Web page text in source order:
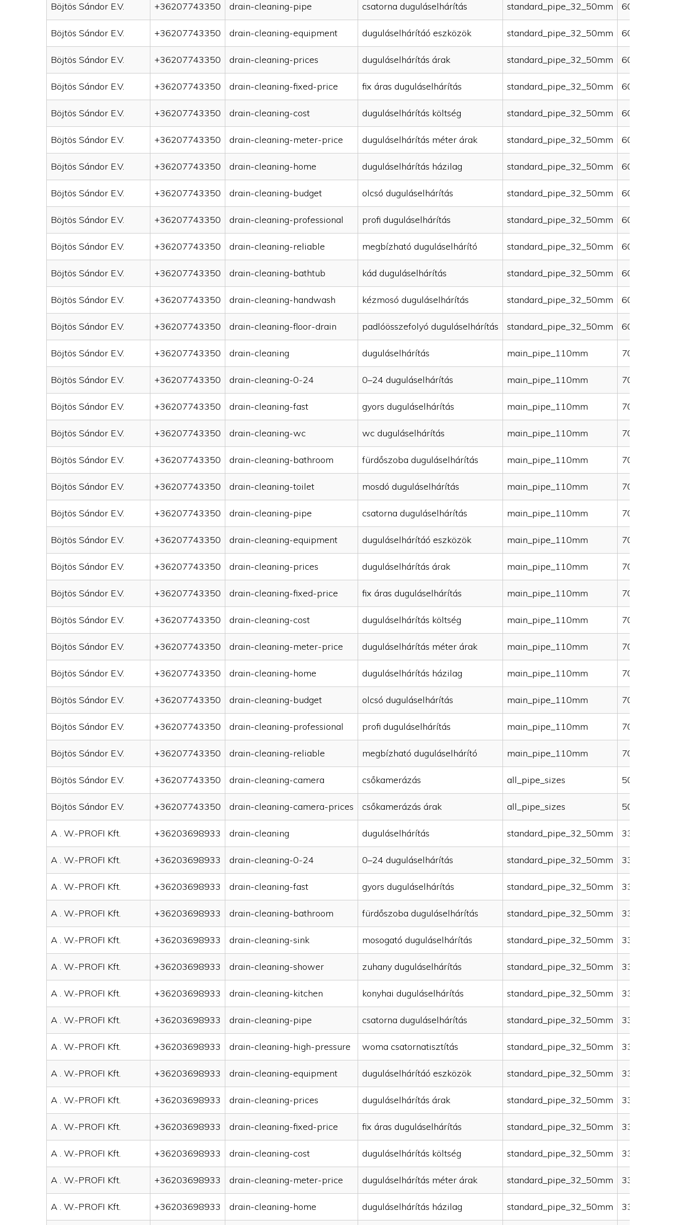
Böjtös Sándor E.V. +36207743350 drain-cleaning-pipe csatorna duguláselhárítás standard_pipe_32_50mm 60000
Böjtös Sándor E.V. +36207743350 drain-cleaning-equipment duguláselhárítáó eszközök standard_pipe_32_50mm 60000
Böjtös Sándor E.V. +36207743350 drain-cleaning-prices duguláselhárítás árak standard_pipe_32_50mm 60000
Böjtös Sándor E.V. +36207743350 drain-cleaning-fixed-price fix áras duguláselhárítás standard_pipe_32_50mm 60000
Böjtös Sándor E.V. +36207743350 drain-cleaning-cost duguláselhárítás költség standard_pipe_32_50mm 60000
Böjtös Sándor E.V. +36207743350 drain-cleaning-meter-price duguláselhárítás méter árak standard_pipe_32_50mm 60000
Böjtös Sándor E.V. +36207743350 drain-cleaning-home duguláselhárítás házilag standard_pipe_32_50mm 60000
Böjtös Sándor E.V. +36207743350 drain-cleaning-budget olcsó duguláselhárítás standard_pipe_32_50mm 60000
Böjtös Sándor E.V. +36207743350 drain-cleaning-professional profi duguláselhárítás standard_pipe_32_50mm 60000
Böjtös Sándor E.V. +36207743350 drain-cleaning-reliable megbízható duguláselhárító standard_pipe_32_50mm 60000
Böjtös Sándor E.V. +36207743350 drain-cleaning-bathtub kád duguláselhárítás standard_pipe_32_50mm 60000
Böjtös Sándor E.V. +36207743350 drain-cleaning-handwash kézmosó duguláselhárítás standard_pipe_32_50mm 60000
Böjtös Sándor E.V. +36207743350 drain-cleaning-floor-drain padlóösszefolyó duguláselhárítás standard_pipe_32_50mm 60000
Böjtös Sándor E.V. +36207743350 drain-cleaning duguláselhárítás main_pipe_110mm 70000
Böjtös Sándor E.V. +36207743350 drain-cleaning-0-24 0–24 duguláselhárítás main_pipe_110mm 70000
Böjtös Sándor E.V. +36207743350 drain-cleaning-fast gyors duguláselhárítás main_pipe_110mm 70000
Böjtös Sándor E.V. +36207743350 drain-cleaning-wc wc duguláselhárítás main_pipe_110mm 70000
Böjtös Sándor E.V. +36207743350 drain-cleaning-bathroom fürdőszoba duguláselhárítás main_pipe_110mm 70000
Böjtös Sándor E.V. +36207743350 drain-cleaning-toilet mosdó duguláselhárítás main_pipe_110mm 70000
Böjtös Sándor E.V. +36207743350 drain-cleaning-pipe csatorna duguláselhárítás main_pipe_110mm 70000
Böjtös Sándor E.V. +36207743350 drain-cleaning-equipment duguláselhárítáó eszközök main_pipe_110mm 70000
Böjtös Sándor E.V. +36207743350 drain-cleaning-prices duguláselhárítás árak main_pipe_110mm 70000
Böjtös Sándor E.V. +36207743350 drain-cleaning-fixed-price fix áras duguláselhárítás main_pipe_110mm 70000
Böjtös Sándor E.V. +36207743350 drain-cleaning-cost duguláselhárítás költség main_pipe_110mm 70000
Böjtös Sándor E.V. +36207743350 drain-cleaning-meter-price duguláselhárítás méter árak main_pipe_110mm 70000
Böjtös Sándor E.V. +36207743350 drain-cleaning-home duguláselhárítás házilag main_pipe_110mm 70000
Böjtös Sándor E.V. +36207743350 drain-cleaning-budget olcsó duguláselhárítás main_pipe_110mm 70000
Böjtös Sándor E.V. +36207743350 drain-cleaning-professional profi duguláselhárítás main_pipe_110mm 70000
Böjtös Sándor E.V. +36207743350 drain-cleaning-reliable megbízható duguláselhárító main_pipe_110mm 70000
Böjtös Sándor E.V. +36207743350 drain-cleaning-camera csőkamerázás all_pipe_sizes 50000
Böjtös Sándor E.V. +36207743350 drain-cleaning-camera-prices csőkamerázás árak all_pipe_sizes 50000
A . W.-PROFI Kft. +36203698933 drain-cleaning duguláselhárítás standard_pipe_32_50mm 33000
A . W.-PROFI Kft. +36203698933 drain-cleaning-0-24 0–24 duguláselhárítás standard_pipe_32_50mm 33000
A . W.-PROFI Kft. +36203698933 drain-cleaning-fast gyors duguláselhárítás standard_pipe_32_50mm 33000
A . W.-PROFI Kft. +36203698933 drain-cleaning-bathroom fürdőszoba duguláselhárítás standard_pipe_32_50mm 33000
A . W.-PROFI Kft. +36203698933 drain-cleaning-sink mosogató duguláselhárítás standard_pipe_32_50mm 33000
A . W.-PROFI Kft. +36203698933 drain-cleaning-shower zuhany duguláselhárítás standard_pipe_32_50mm 33000
A . W.-PROFI Kft. +36203698933 drain-cleaning-kitchen konyhai duguláselhárítás standard_pipe_32_50mm 33000
A . W.-PROFI Kft. +36203698933 drain-cleaning-pipe csatorna duguláselhárítás standard_pipe_32_50mm 33000
A . W.-PROFI Kft. +36203698933 drain-cleaning-high-pressure woma csatornatisztítás standard_pipe_32_50mm 33000
A . W.-PROFI Kft. +36203698933 drain-cleaning-equipment duguláselhárítáó eszközök standard_pipe_32_50mm 33000
A . W.-PROFI Kft. +36203698933 drain-cleaning-prices duguláselhárítás árak standard_pipe_32_50mm 33000
A . W.-PROFI Kft. +36203698933 drain-cleaning-fixed-price fix áras duguláselhárítás standard_pipe_32_50mm 33000
A . W.-PROFI Kft. +36203698933 drain-cleaning-cost duguláselhárítás költség standard_pipe_32_50mm 33000
A . W.-PROFI Kft. +36203698933 drain-cleaning-meter-price duguláselhárítás méter árak standard_pipe_32_50mm 33000
A . W.-PROFI Kft. +36203698933 drain-cleaning-home duguláselhárítás házilag standard_pipe_32_50mm 33000